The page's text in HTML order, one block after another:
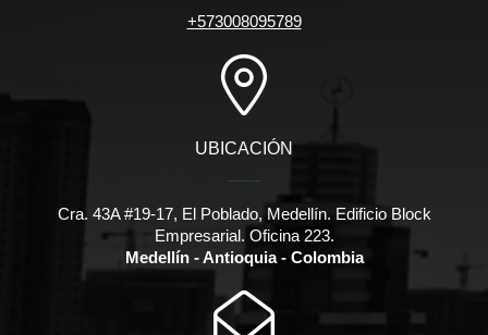
+573008095789
UBICACIÓN
Cra. 43A #19-17, El Poblado, Medellín. Edificio Block
Empresarial. Oficina 223.
Medellín - Antioquia - Colombia